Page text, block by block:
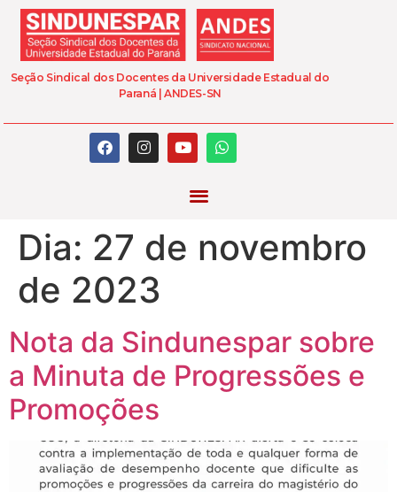
Seção Sindical dos Docentes da Universidade Estadual do
Paraná | ANDES-SN
Dia: 27 de novembro
de 2023
Nota da Sindunespar sobre
a Minuta de Progressões e
Promoções